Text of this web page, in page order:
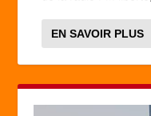
EN SAVOIR PLUS